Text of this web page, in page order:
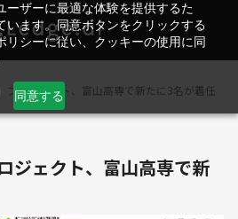
ーザーに最適な体験を提供するた
います。同意ボタンをクリックする
リシーに従い、クッキーの使用に同
同意する
プロジェクト、富山高専で新たに3名が着任
ジェクト、富山高専で新